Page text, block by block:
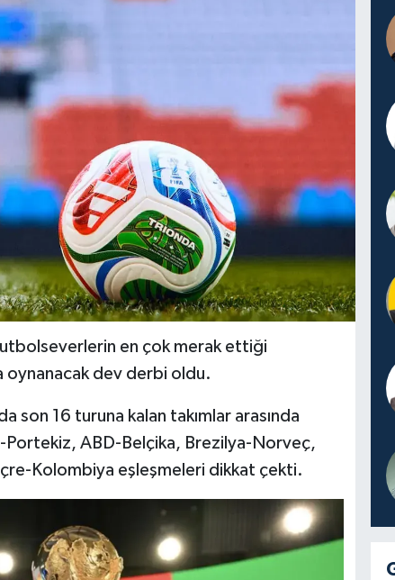
en çok merak ettiği
oynanacak dev derbi oldu.
son 16 turuna kalan takımlar arasında
Portekiz, ABD-Belçika, Brezilya-Norveç,
Kolombiya eşleşmeleri dikkat çekti.